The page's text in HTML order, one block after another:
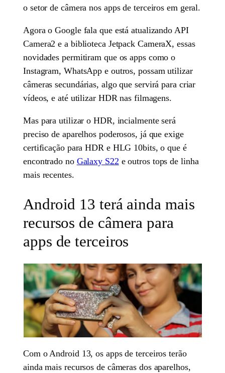
o setor de câmera nos apps de terceiros em geral.
Agora o Google fala que está atualizando API
Camera2 e a biblioteca Jetpack CameraX, essas
novidades permitiram que os apps como o
Instagram, WhatsApp e outros, possam utilizar
câmeras secundárias, algo que servirá para criar
vídeos, e até utilizar HDR nas filmagens.
Mas para utilizar o HDR, incialmente será
preciso de aparelhos poderosos, já que exige
certificação para HDR e HLG 10bits, o que é
encontrado no Galaxy S22 e outros tops de linha
mais recentes.
Android 13 terá ainda mais
recursos de câmera para
apps de terceiros
Com o Android 13, os apps de terceiros terão
ainda mais recursos de câmeras dos aparelhos,